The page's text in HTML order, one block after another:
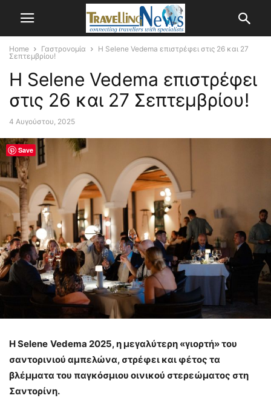
Home Γαστρονομία
H Selene Vedema επιστρέφει στις 26 και 27
Σεπτεμβρίου!
H Selene Vedema επιστρέφει
στις 26 και 27 Σεπτεμβρίου!
4 Αυγούστου, 2025
ΗSelene Vedema 2025, η μεγαλύτερη «γιορτή» του
σαντορινιού αμπελώνα, στρέφει και φέτος τα
βλέμματα του παγκόσμιου οινικού στερεώματος στη
Σαντορίνη.
Save